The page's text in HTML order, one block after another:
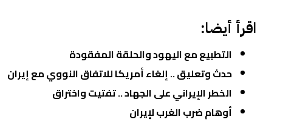
اقرأ أيضا:
التطبيع مع اليهود والحلقة المفقودة
حدث وتعليق .. إلغاء أمريكا للاتفاق النووي مع إيران
الخطر الإيراني على الجهاد .. تفتيت واختراق
أوهام ضرب الغرب لإيران